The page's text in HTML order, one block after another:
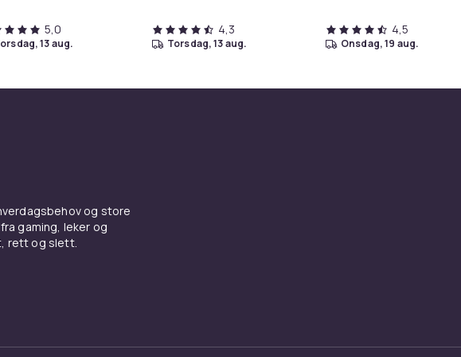
5,0
torsdag, 13 aug.
4,3
torsdag, 13 aug.
4,5
onsdag, 19 aug.
og store
gaming, leker og
rett og slett.